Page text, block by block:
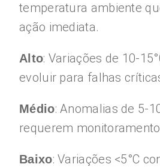
temperatura ambiente
ação imediata.
Alto: Variações de 10-
evoluir para falhas
Médio: Anomalias de 5-
requerem
Baixo: Variações <5°C